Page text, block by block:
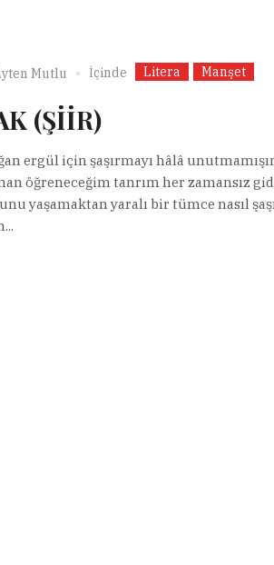
Mutlu İçinde Litera Manşet
(ŞİİR)
hâlâ unutmamışım
öğreneceğim tanrım her zamansız
yaşamaktan yaralı bir tümce nasıl